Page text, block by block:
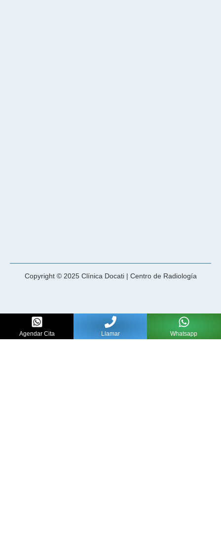
Copyright © 2025 Clínica Docati | Centro de Radiología
Agendar Cita Llamar Whatsapp